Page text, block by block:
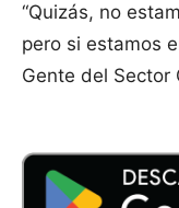
“Quizás, no
pero si estamos
Gente del Sector